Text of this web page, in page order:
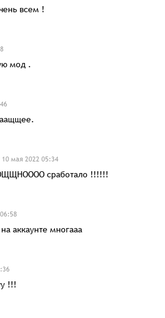
всем !
мод .
10 мая 2022 05:34
сработало !!!!!!
аккаунте многааа
!!!